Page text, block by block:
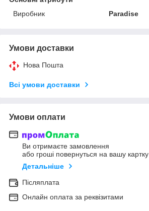
Виробник
Paradise
Умови доставки
Нова Пошта
Всі умови доставки
Умови оплати
Ви отримаєте замовлення
або гроші повернуться на вашу картку
Детальніше
Післяплата
Онлайн оплата за реквізитами